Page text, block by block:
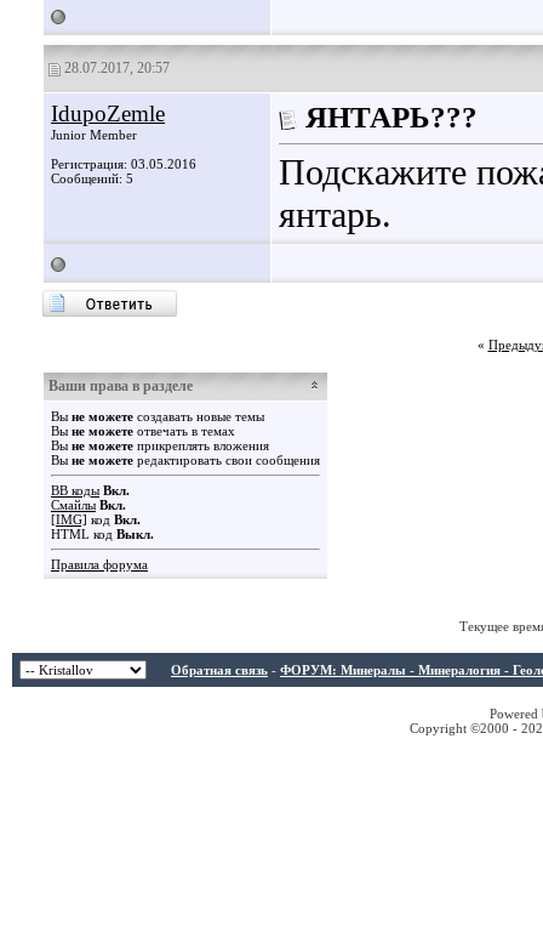
28.07.2017, 20:57
IdupoZemle
Junior Member
Регистрация: 03.05.2016
Сообщений: 5
ЯНТАРЬ???
Подскажите
янтарь.
«
Ваши права в разделе
Вы не можете создавать новые темы
Вы не можете отвечать в темах
Вы не можете прикреплять вложения
Вы не можете редактировать свои сообщения
BB коды Вкл.
Смайлы Вкл.
[IMG] код Вкл.
HTML код Выкл.
Правила форума
Текущее
Обратная связь - ФОРУМ: Минералы - Минералогия -
Copyright ©2000 -